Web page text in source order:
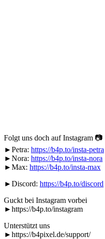
Folgt uns doch auf Instagram 📷
►Petra: https://b4p.to/insta-petra
►Nora: https://b4p.to/insta-nora
►Max: https://b4p.to/insta-max
►Discord: https://b4p.to/discord
Guckt bei Instagram vorbei
►https://b4p.to/instagram
Unterstützt uns
►https://b4pixel.de/support/